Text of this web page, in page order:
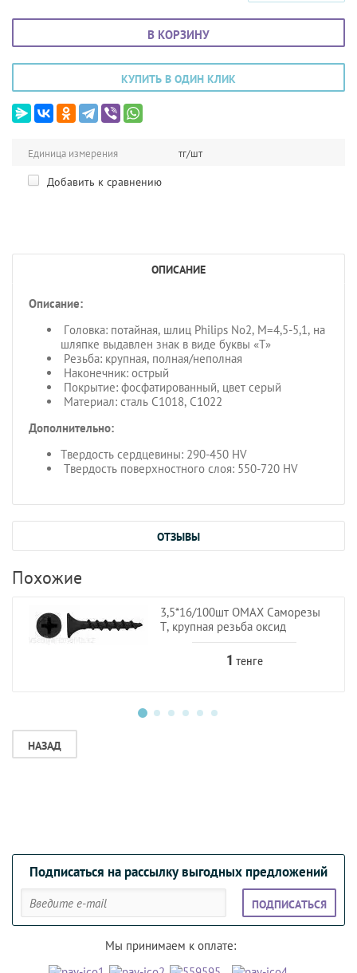
В КОРЗИНУ
КУПИТЬ В ОДИН КЛИК
Единица измерения тг/шт
Добавить к сравнению
ОПИСАНИЕ
Описание:
Головка: потайная, шлиц Philips No2, M=4,5-5,1, на
шляпке выдавлен знак в виде буквы «Т»
Резьба: крупная, полная/неполная
Наконечник: острый
Покрытие: фосфатированный, цвет серый
Материал: сталь C1018, C1022
Дополнительно:
Твердость сердцевины: 290-450 HV
Твердость поверхностного слоя: 550-720 HV
ОТЗЫВЫ
Похожие
3,5*16/100шт OMAX Саморезы
Т, крупная резьба оксид
1 тенге
НАЗАД
Подписаться на рассылку выгодных предложений
ПОДПИСАТЬСЯ
Мы принимаем к оплате: